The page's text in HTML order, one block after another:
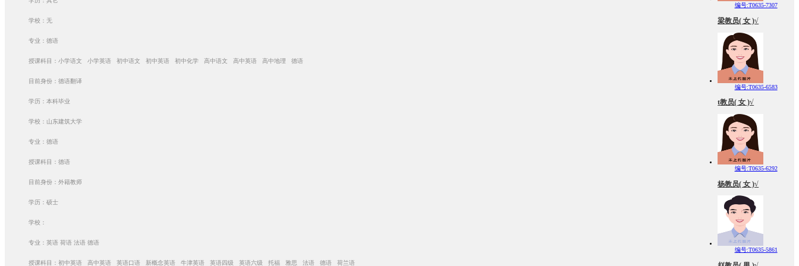
学校：无
专业：德语
授课科目：小学语文 小学英语 初中语文 初中英语 初中化学 高中语文 高中英语 高中地理 德语
编号:T0635-7307
梁教员( 女 )√
目前身份：德语翻译
学历：本科毕业
学校：山东建筑大学
专业：德语
授课科目：德语
编号:T0635-6583
t教员( 女 )√
目前身份：外籍教师
学历：硕士
学校：
专业：英语 荷语 法语 德语
授课科目：初中英语 高中英语 英语口语 新概念英语 牛津英语 英语四级 英语六级 托福 雅思 法语 德语 荷兰语
编号:T0635-6292
杨教员( 女 )√
编号:T0635-5861